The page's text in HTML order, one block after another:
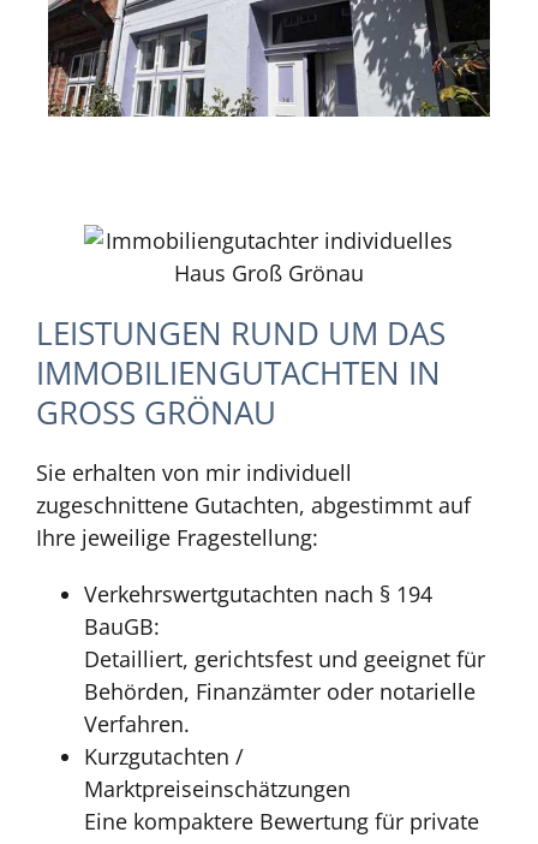
LEISTUNGEN RUND UM DAS
IMMOBILIENGUTACHTEN IN
GROSS GRÖNAU
Sie erhalten von mir individuell
zugeschnittene Gutachten, abgestimmt auf
Ihre jeweilige Fragestellung:
Verkehrswertgutachten nach § 194
BauGB:
Detailliert, gerichtsfest und geeignet für
Behörden, Finanzämter oder notarielle
Verfahren.
Kurzgutachten /
Marktpreiseinschätzungen
Eine kompaktere Bewertung für private